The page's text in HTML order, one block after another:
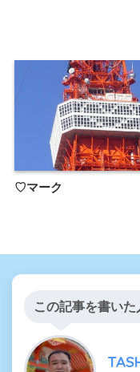
♡マーク
この記事を書いた